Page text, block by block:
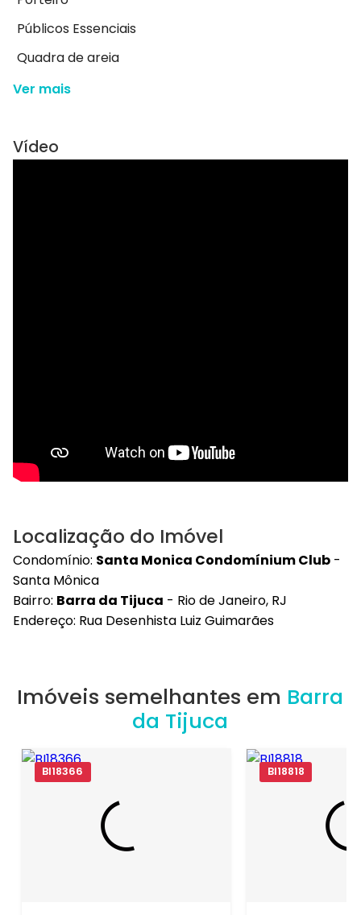
Públicos Essenciais
Quadra de areia
Ver mais
Vídeo
Localização do Imóvel
Condomínio: Santa Monica Condomínium Club -
Santa Mônica
Bairro: Barra da Tijuca - Rio de Janeiro, RJ
Endereço: Rua Desenhista Luiz Guimarães
Imóveis semelhantes em Barra
da Tijuca
BI18366 BI18818